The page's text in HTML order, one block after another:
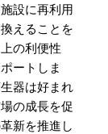
設に再利用
えることを
の利便性
ートしま
器は好まれ
の成長を促
新を推進し